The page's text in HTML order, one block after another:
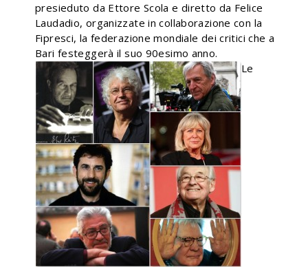
presieduto da Ettore Scola e diretto da Felice
Laudadio, organizzate in collaborazione con la
Fipresci, la federazione mondiale dei critici che a
Bari festeggerà il suo 90esimo anno.
Le